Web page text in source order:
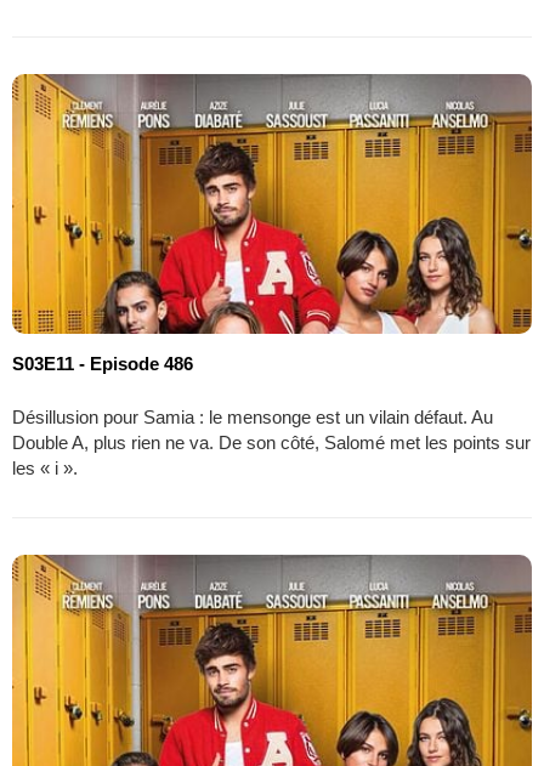
S03E11 - Episode 486
Désillusion pour Samia : le mensonge est un vilain défaut. Au
Double A, plus rien ne va. De son côté, Salomé met les points sur
les « i ».